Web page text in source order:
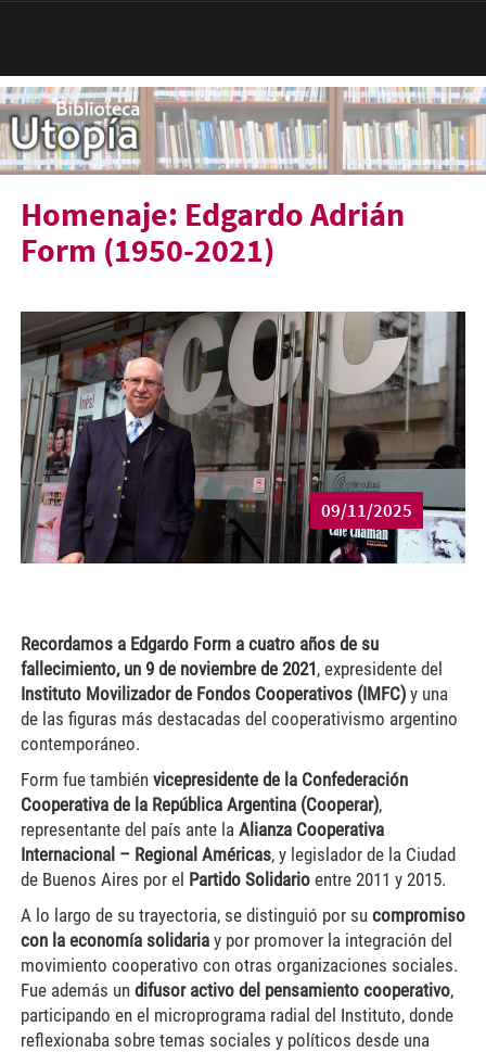
Homenaje: Edgardo Adrián
Form (1950-2021)
09/11/2025
Recordamos a Edgardo Form a cuatro años de su
fallecimiento, un 9 de noviembre de 2021, expresidente del
Instituto Movilizador de Fondos Cooperativos (IMFC)y una
de las figuras más destacadas del cooperativismo argentino
contemporáneo.
Form fue también vicepresidente de la Confederación
Cooperativa de la República Argentina (Cooperar),
representante del país ante la Alianza Cooperativa
Internacional – Regional Américas, y legislador de la Ciudad
de Buenos Aires por el Partido Solidarioentre 2011 y 2015.
A lo largo de su trayectoria, se distinguió por su compromiso
con la economía solidariay por promover la integración del
movimiento cooperativo con otras organizaciones sociales.
Fue además un difusor activo del pensamiento cooperativo,
participando en el microprograma radial del Instituto, donde
reflexionaba sobre temas sociales y políticos desde una